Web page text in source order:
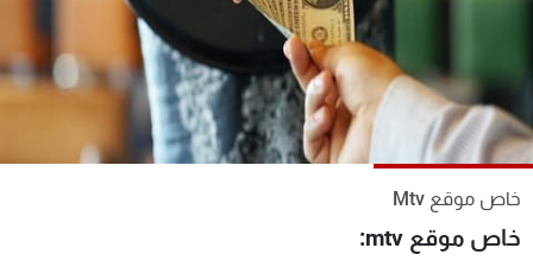
خاص موقع Mtv
خاص موقع mtv:
البرامج
شاهد البرامج
الترددات